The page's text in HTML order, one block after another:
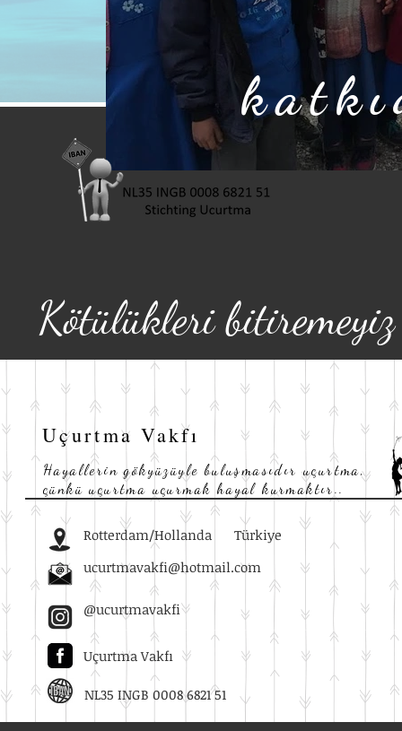
Kötülükleribitiremeyi
Hayallerin gökyüzüyle buluşmasıdır uçurtma,
çünkü uçurtma uçurmak hayal kurmaktır..
Uçurtma Vakfı
Rotterdam/Hollanda
Türkiye
ucurtmavakfi@hotmail.com
@ucurtmavakfi
Uçurtma Vakfı
NL35 INGB 0008 6821 51